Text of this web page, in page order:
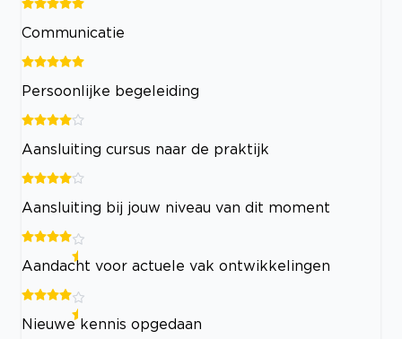
Communicatie
Persoonlijke begeleiding
Aansluiting cursus naar de praktijk
Aansluiting bij jouw niveau van dit moment
Aandacht voor actuele vak ontwikkelingen
Nieuwe kennis opgedaan